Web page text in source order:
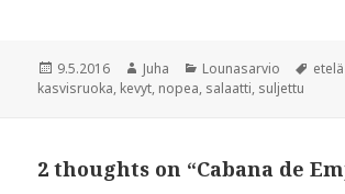
o
w
)
w
)
Posted
on
9.5.2016 Author
Juha Categories
Lounasarvio Tags
kasvisruoka, kevyt, nopea, salaatti, suljettu
2 thoughts on “Cabana de